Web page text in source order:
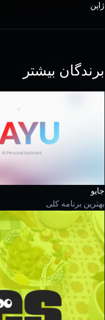
ژاپن
برندگان بیشتر
جایو
بهترین برنامه کلی